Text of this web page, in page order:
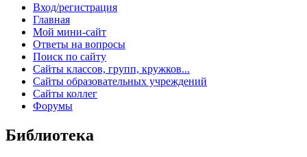
Вход/регистрация
Главная
Мой мини-сайт
Ответы на вопросы
Поиск по сайту
Сайты классов, групп, кружков...
Сайты образовательных учреждений
Сайты коллег
Форумы
Библиотека